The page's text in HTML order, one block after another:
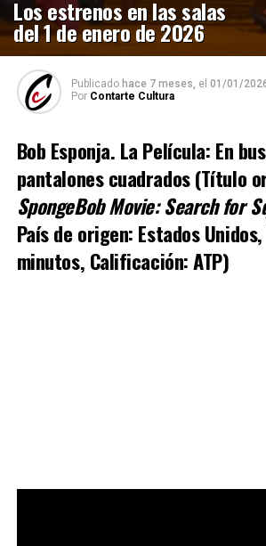
Los estrenos en las salas
del 1 de enero de 2026
Publicado hace 7 meses, el 01/01/
Por Contarte Cultura
Bob Esponja. La Película: En
pantalones cuadrados (Título
SpongeBob Movie: Search for
País de origen: Estados
minutos, Calificación: ATP)